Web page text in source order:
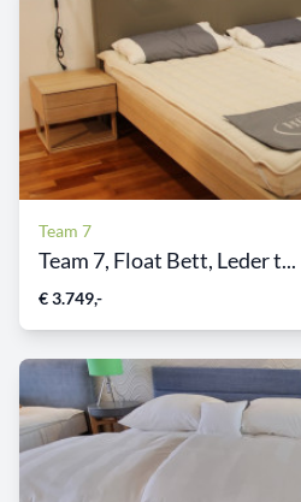
Team 7
Team 7, Float Bett, Leder t...
€ 3.749,-